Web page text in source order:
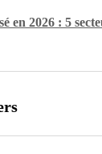
en 2026 : 5